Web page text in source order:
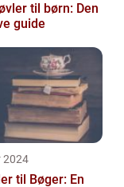
til børn: Den
guide
2024
til Bøger: En